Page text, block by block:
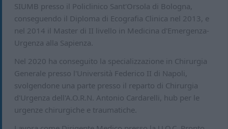
SIUMB presso il Policlinico Sant'Orsola di Bologna,
conseguendo il Diploma di Ecografia Clinica nel 2013, e
nel 2014 il Master di II livello in Medicina d'Emergenza-
Urgenza alla Sapienza.
Nel 2020 ha conseguito la specializzazione in Chirurgia
Generale presso l'Università Federico II di Napoli,
svolgendone una parte presso il reparto di Chirurgia
d'Urgenza dell'A.O.R.N. Antonio Cardarelli, hub per le
urgenze chirurgiche e traumatiche.